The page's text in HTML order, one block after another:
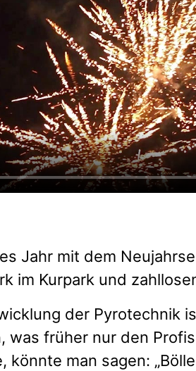
Jahr mit dem
im Kurpark und
der Pyrotechnik
was früher nur den
man sagen: